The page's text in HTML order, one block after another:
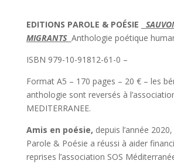
EDITIONS PAROLE & POÉSIE
MIGRANTS Anthologie poétique
ISBN 979-10-91812-61-0 –
Format A5 – 170 pages – 20 € – les
anthologie sont reversés à
MEDITERRANEE.
Amis en poésie, depuis l’année
Parole & Poésie a réussi à aider
reprises l’association SOS